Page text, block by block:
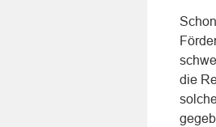
die